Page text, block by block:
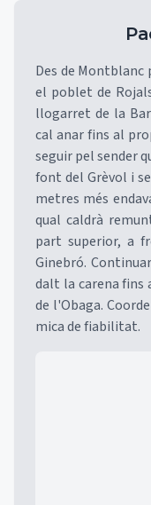
Des de Montblanc
el poblet de
llogarret de la
cal anar fins al
seguir pel sender
font del Grèvol i
metres més
qual caldrà
part superior, a
Ginebró.
dalt la carena fins
de l'Obaga.
mica de fiabilitat.